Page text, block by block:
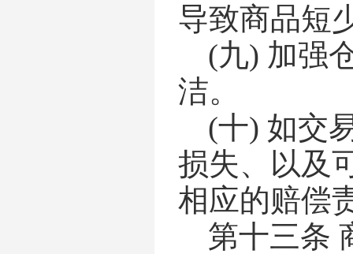
导致商品短
(九) 加强
洁。
(十) 如交
损失、以及
相应的赔偿
第十三条